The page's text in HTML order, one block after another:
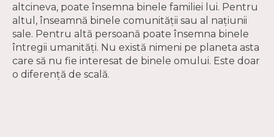
altcineva, poate însemna binele familiei lui. Pentru
altul, înseamnă binele comunității sau al națiunii
sale. Pentru altă persoană poate însemna binele
întregii umanități. Nu există nimeni pe planeta asta
care să nu fie interesat de binele omului. Este doar
o diferență de scală.